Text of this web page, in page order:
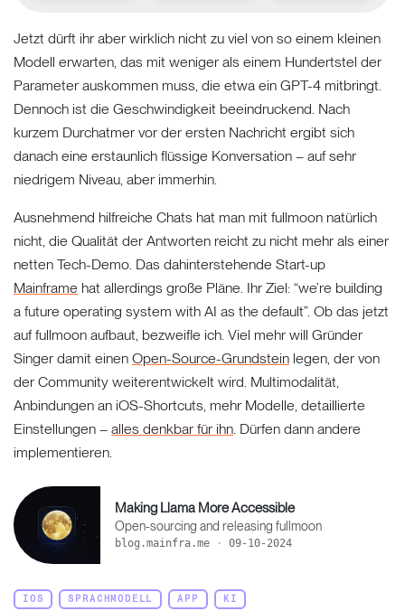
Jetzt dürft ihr aber wirklich nicht zu viel von so einem kleinen
Modell erwarten, das mit weniger als einem Hundertstel der
Parameter auskommen muss, die etwa ein GPT-4 mitbringt.
Dennoch ist die Geschwindigkeit beeindruckend. Nach
kurzem Durchatmer vor der ersten Nachricht ergibt sich
danach eine erstaunlich flüssige Konversation – auf sehr
niedrigem Niveau, aber immerhin.
Ausnehmend hilfreiche Chats hat man mit fullmoon natürlich
nicht, die Qualität der Antworten reicht zu nicht mehr als einer
netten Tech-Demo. Das dahinterstehende Start-up
Mainframe hat allerdings große Pläne. Ihr Ziel: “we’re building
a future operating system with AI as the default”. Ob das jetzt
auf fullmoon aufbaut, bezweifle ich. Viel mehr will Gründer
Singer damit einen Open-Source-Grundstein legen, der von
der Community weiterentwickelt wird. Multimodalität,
Anbindungen an iOS-Shortcuts, mehr Modelle, detaillierte
Einstellungen – alles denkbar für ihn. Dürfen dann andere
implementieren.
Making Llama More Accessible
Open-sourcing and releasing fullmoon
blog.mainfra.me · 09-10-2024
IOS SPRACHMODELL APP KI